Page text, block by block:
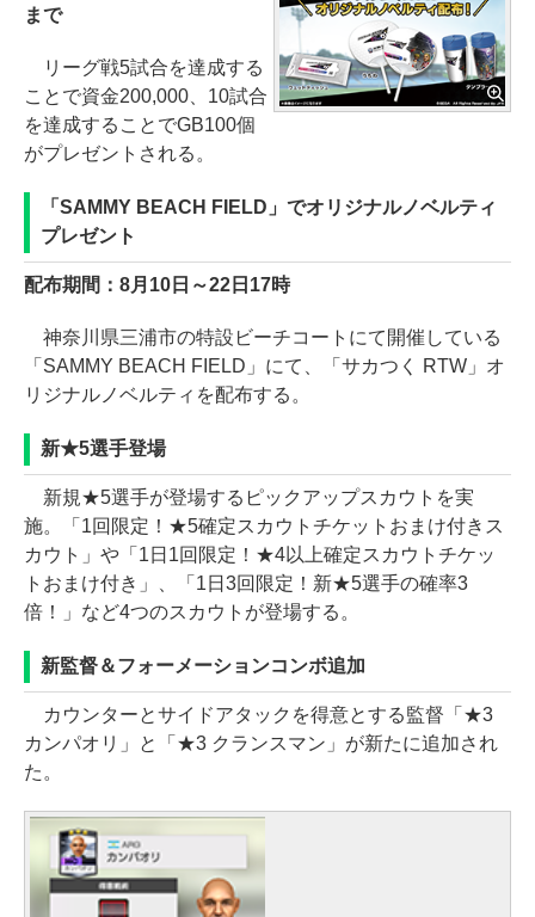
まで
リーグ戦5試合を達成する
ことで資金200,000、10試合
を達成することでGB100個
がプレゼントされる。
「SAMMY BEACH FIELD」でオリジナルノベルティ
プレゼント
配布期間：8月10日～22日17時
神奈川県三浦市の特設ビーチコートにて開催している
「SAMMY BEACH FIELD」にて、「サカつく RTW」オ
リジナルノベルティを配布する。
新★5選手登場
新規★5選手が登場するピックアップスカウトを実
施。「1回限定！★5確定スカウトチケットおまけ付きス
カウト」や「1日1回限定！★4以上確定スカウトチケッ
トおまけ付き」、「1日3回限定！新★5選手の確率3
倍！」など4つのスカウトが登場する。
新監督＆フォーメーションコンボ追加
カウンターとサイドアタックを得意とする監督「★3
カンパオリ」と「★3 クランスマン」が新たに追加され
た。